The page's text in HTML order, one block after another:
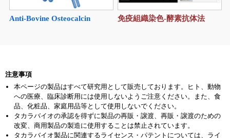
Anti-Bovine Osteocalcin 免疫組織染色-酵素抗体法
注意事項
本ページの製品はすべて研究用として販売しております。ヒト、動物
への医療、臨床診断用には使用しないようご注意ください。また、食
品、化粧品、家庭用品等として使用しないでください。
タカラバイオの承認を得ずに製品の再販・譲渡、再販・譲渡のための
改変、商用製品の製造に使用することは禁止されています。
タカラバイオ製品に関連するライセンス・パテントについては、ライ